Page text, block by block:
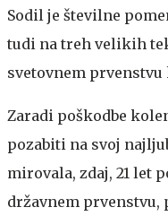
Sodil je številne
tudi na treh velikih
svetovnem
Zaradi poškodbe
pozabiti na svoj
mirovala, zdaj, 21 let
državnem prvenstvu,